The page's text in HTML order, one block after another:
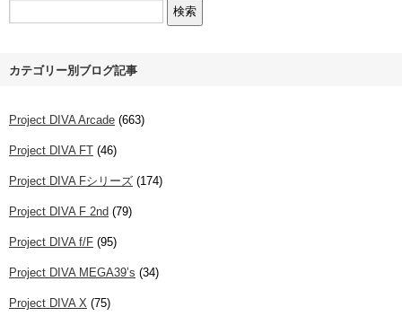
カテゴリー別ブログ記事
Project DIVA Arcade (663)
Project DIVA FT (46)
Project DIVA Fシリーズ (174)
Project DIVA F 2nd (79)
Project DIVA f/F (95)
Project DIVA MEGA39’s (34)
Project DIVA X (75)